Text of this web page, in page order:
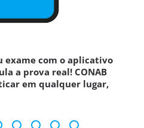
exame com o aplicativo
a prova real! CONAB
em qualquer lugar,